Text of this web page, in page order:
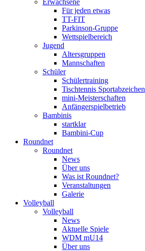
Erwachsene
Für jeden etwas
TT-FIT
Parkinson-Gruppe
Wettspielbereich
Jugend
Altersgruppen
Mannschaften
Schüler
Schülertraining
Tischtennis Sportabzeichen
mini-Meisterschaften
Anfängerspielbetrieb
Bambinis
startklar
Bambini-Cup
Roundnet
Roundnet
News
Über uns
Was ist Roundnet?
Veranstaltungen
Galerie
Volleyball
Volleyball
News
Aktuelle Spiele
WDM mU14
Über uns